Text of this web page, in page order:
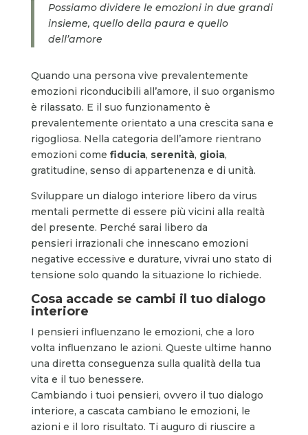
Possiamo dividere le emozioni in due grandi
insieme, quello della paura e quello
dell’amore
Quando una persona vive prevalentemente
emozioni riconducibili all’amore, il suo organismo
è rilassato. E il suo funzionamento è
prevalentemente orientato a una crescita sana e
rigogliosa. Nella categoria dell’amore rientrano
emozioni come fiducia, serenità, gioia,
gratitudine, senso di appartenenza e di unità.
Sviluppare un dialogo interiore libero da virus
mentali permette di essere più vicini alla realtà
del presente. Perché sarai libero da
pensieri irrazionali che innescano emozioni
negative eccessive e durature, vivrai uno stato di
tensione solo quando la situazione lo richiede.
Cosa accade se cambi il tuo dialogo
interiore
I pensieri influenzano le emozioni, che a loro
volta influenzano le azioni. Queste ultime hanno
una diretta conseguenza sulla qualità della tua
vita e il tuo benessere.
Cambiando i tuoi pensieri, ovvero il tuo dialogo
interiore, a cascata cambiano le emozioni, le
azioni e il loro risultato. Ti auguro di riuscire a